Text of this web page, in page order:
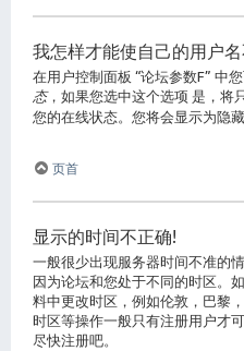
我怎样才能使自己的用户
在用户控制面板 “论坛参数F” 中
态，如果您选中这个选项 是 ，将
您的在线状态。您将会显示为隐藏
页首
显示的时间不正确!
一般很少出现服务器时间不准的
因为论坛和您处于不同的时区。
料中更改时区，例如伦敦，巴黎
时区等操作一般只有注册用户才
尽快注册吧。